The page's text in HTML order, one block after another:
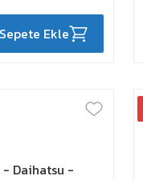
Sepete Ekle
- Daihatsu -